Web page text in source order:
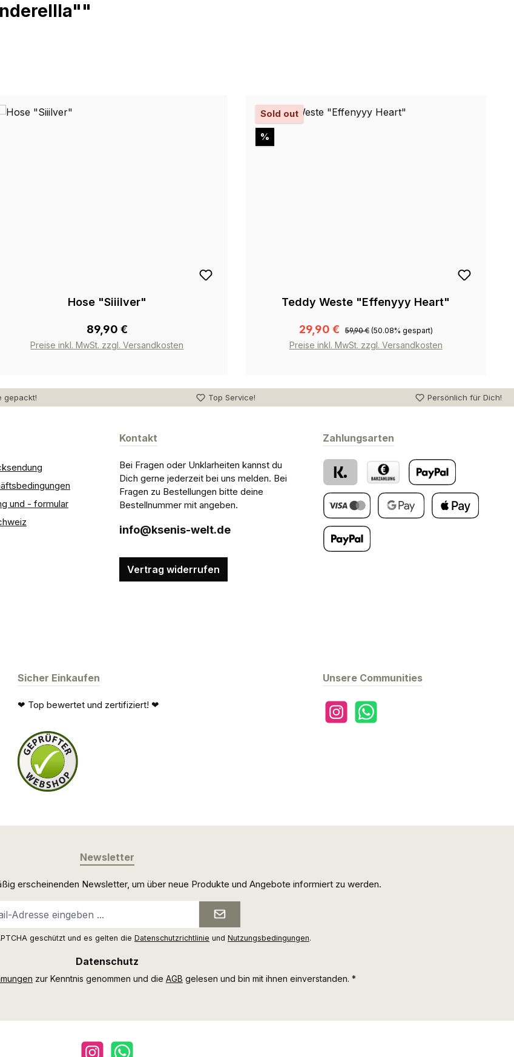
Hose "Siiilver"
89,90 €
Preise inkl. MwSt. zzgl. Versandkosten
Sold out
%Rabatt
Teddy Weste "Effenyyy Heart"
29,90 € 59,90 € (50.08% gespart)
Preise inkl. MwSt. zzgl. Versandkosten
gepackt! Top Service! Persönlich für Dich!
und - formular
Kontakt
Bei Fragen oder Unklarheiten kannst du
Dich gerne jederzeit bei uns melden. Bei
Fragen zu Bestellungen bitte deine
Bestellnummer mit angeben.
info@ksenis-welt.de
Vertrag widerrufen
Unsere Communities
InstagramWhatsApp
Zahlungsarten
PayPal
Kredit- oder Debitkarte
Klarna Barzahlung bei Abholung
Sicher Einkaufen
❤ Top bewertet und zertifiziert! ❤
Newsletter
erscheinenden Newsletter, um über neue Produkte und Angebote informiert zu werden.
geschützt und es gelten die Datenschutzrichtlinie und Nutzungsbedingungen.
Datenschutz
zur Kenntnis genommen und die AGB gelesen und bin mit ihnen einverstanden. *